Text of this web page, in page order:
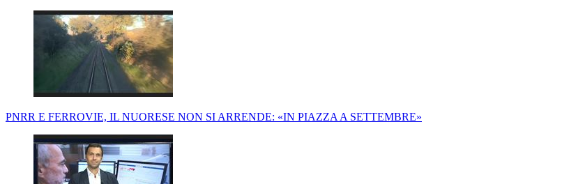
PNRR E FERROVIE, IL NUORESE NON SI ARRENDE: «IN PIAZZA A SETTEMBRE»